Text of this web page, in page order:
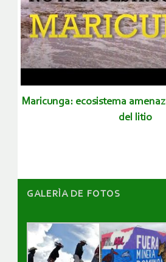
maricunga: ecosistema amenazado por la minería
del litio
GALERÌA DE FOTOS